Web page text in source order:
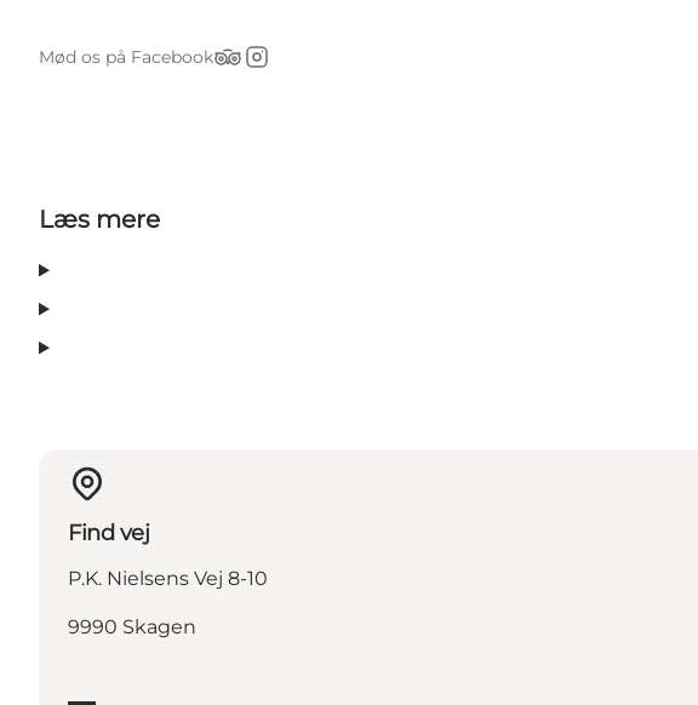
Mød os på Facebook
Tripadvisor
Instagram
Læs mere
Find vej
P.K. Nielsens Vej 8-10
9990 Skagen